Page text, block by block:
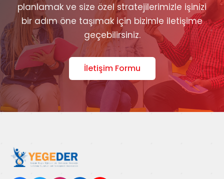
planlamak ve size özel stratejilerimizle işinizi
bir adım öne taşımak için bizimle iletişime
geçebilirsiniz.
İletişim Formu